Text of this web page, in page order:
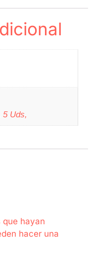
5 Uds,
que hayan
hacer una